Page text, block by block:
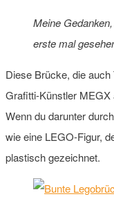
Meine
erste mal
Diese Brücke, die
Grafitti-Künstler MEGX
Wenn du darunter
wie eine LEGO-Figur,
plastisch gezeichnet.